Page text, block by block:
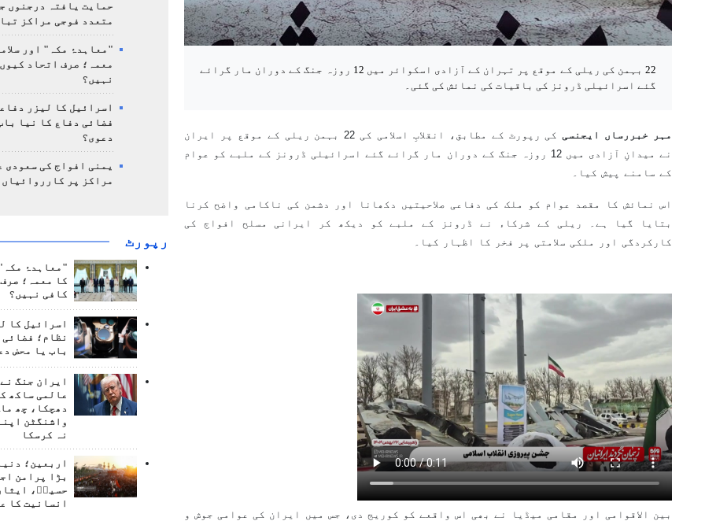
22 بہمن کی ریلی کے موقع پر تہران کے آزادی اسکوائر میں 12 روزہ جنگ کے دوران مار گرائے
گئے اسرائیلی ڈرونز کی باقیات کی نمائش کی گئی۔
مہر خبررساں ایجنسی
کی رپورٹ کے مطابق، انقلابِ اسلامی کی 22 بہمن ریلی کے موقع پر ایران
نے میدانِ آزادی میں 12 روزہ جنگ کے دوران مار گرائے گئے اسرائیلی ڈرونز کے ملبے کو عوام
کے سامنے پیش کیا۔
اس نمائش کا مقصد عوام کو ملک کی دفاعی صلاحیتیں دکھانا اور دشمن کی ناکامی واضح کرنا
بتایا گیا ہے۔ ریلی کے شرکاء نے ڈرونز کے ملبے کو دیکھ کر ایرانی مسلح افواج کی
کارکردگی اور ملکی سلامتی پر فخر کا اظہار کیا۔
بین الاقوامی اور مقامی میڈیا نے بھی اس واقعے کو کوریج دی، جس میں ایران کی عوامی جوش و
حمایت یافتہ درجنوں
متعدد فوجی مراکز
"معاہدۂ مکہ" اور
معمہ؛ صرف اتحاد
نہیں؟
اسرائیل کا لیزر
فضائی دفاع کا نیا
دعوی؟
یمنی افواج کی سعودی
مراکز پر کارروائیاں
رپورٹ
"معاہدۂ
کا معمہ؛
کافی نہیں؟
اسرائیل کا
نظام؛ فضائی
باب یا محض
ایران جنگ
عالمی ساکھ
دھچکا، چھ
واشنگٹن
نہ کرسکا
اربعین؛
بڑا پرامن
حسینؑ،
انسانیت کا